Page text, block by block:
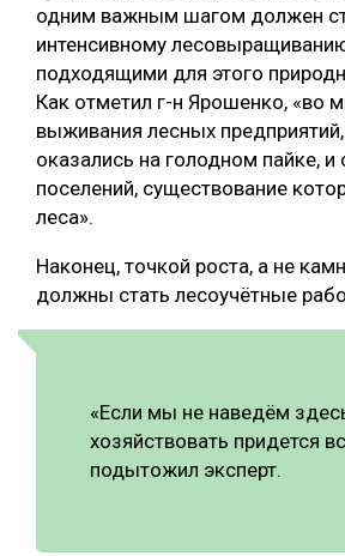
одним важным шагом должен
интенсивному
подходящими для этого
Как отметил г-н Ярошенко, «во
выживания лесных
оказались на голодном пайке, и
поселений, существование
леса».
Наконец, точкой роста, а не
должны стать лесоучётные
«Если мы не наведём
хозяйствовать придется
подытожил эксперт.